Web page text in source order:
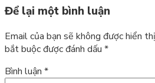
Để lại một bình luận
Email của bạn sẽ không được hiển
bắt buộc được đánh dấu *
Bình luận *